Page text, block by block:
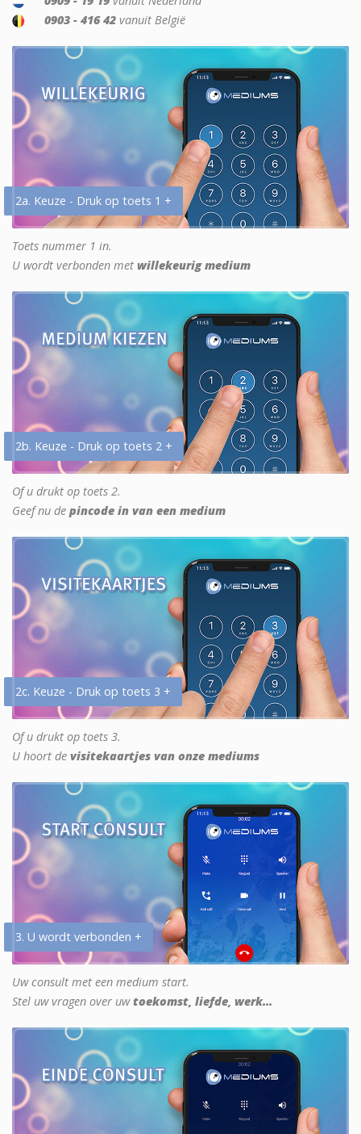
0903 - 416 42 vanuit België
2a. Keuze - Druk op toets 1 +
Toets nummer 1 in.
U wordt verbonden met willekeurig medium
2b. Keuze - Druk op toets 2 +
Of u drukt op toets 2.
Geef nu de pincode in van een medium
2c. Keuze - Druk op toets 3 +
Of u drukt op toets 3.
U hoort de visitekaartjes van onze mediums
3. U wordt verbonden +
Uw consult met een medium start.
Stel uw vragen over uwtoekomst, liefde, werk...